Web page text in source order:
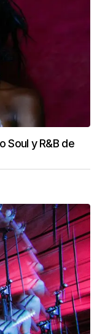
Soul y R&B de